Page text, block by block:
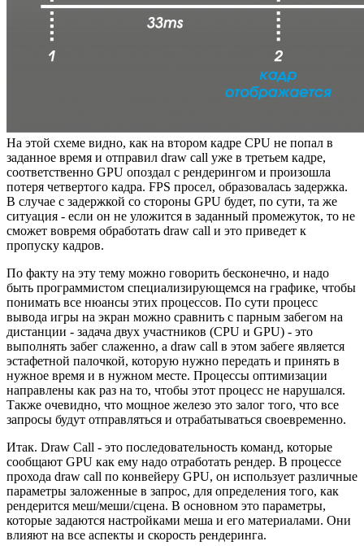
На этой схеме видно, как на втором кадре CPU не попал в
заданное время и отправил draw call уже в третьем кадре,
соответственно GPU опоздал с рендерингом и произошла
потеря четвертого кадра. FPS просел, образовалась задержка.
В случае с задержкой со стороны GPU будет, по сути, та же
ситуация - если он не уложится в заданный промежуток, то не
сможет вовремя обработать draw call и это приведет к
пропуску кадров.
По факту на эту тему можно говорить бесконечно, и надо
быть программистом специализирующемся на графике, чтобы
понимать все нюансы этих процессов. По сути процесс
вывода игры на экран можно сравнить с парным забегом на
дистанции - задача двух участников (CPU и GPU) - это
выполнять забег слаженно, а draw call в этом забеге является
эстафетной палочкой, которую нужно передать и принять в
нужное время и в нужном месте. Процессы оптимизации
направлены как раз на то, чтобы этот процесс не нарушался.
Также очевидно, что мощное железо это залог того, что все
запросы будут отправляться и отрабатываться своевременно.
Итак. Draw Call - это последовательность команд, которые
сообщают GPU как ему надо отработать рендер. В процессе
прохода draw call по конвейеру GPU, он использует различные
параметры заложенные в запрос, для определения того, как
рендерится меш/меши/сцена. В основном это параметры,
которые задаются настройками меша и его материалами. Они
влияют на все аспекты и скорость рендеринга.